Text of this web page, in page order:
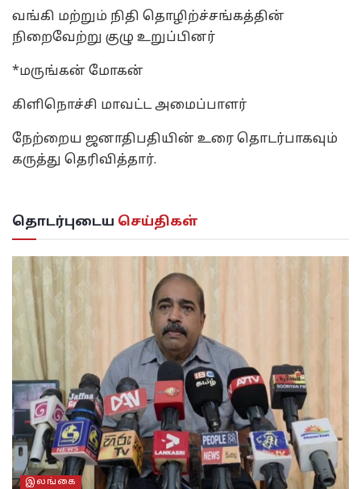
வங்கி மற்றும் நிதி தொழிற்ச்சங்கத்தின்
நிறைவேற்று குழு உறுப்பினர்
*மருங்கன் மோகன்
கிளிநொச்சி மாவட்ட அமைப்பாளர்
நேற்றைய ஜனாதிபதியின் உரை தொடர்பாகவும்
கருத்து தெரிவித்தார்.
தொடர்புடைய செய்திகள்
இலங்கை